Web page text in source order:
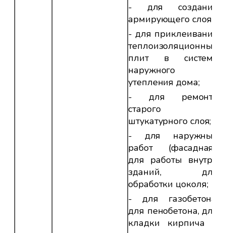
- для создания
армирующего слоя;
- для приклеивания
теплоизоляционных
плит в системе
наружного
утепления дома;
- для ремонта
старого
штукатурного слоя;
- для наружных
работ (фасадная),
для работы внутри
зданий, для
обработки цоколя;
- для газобетона,
для пенобетона, для
кладки кирпича и